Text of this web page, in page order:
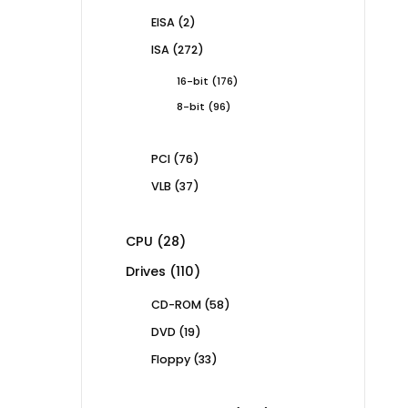
EISA 22
ISA 272272
16-bit 176176
8-bit 9696
PCI 7676
VLB 3737
CPU 2828
products
Drives 110110
CD-ROM 5858
DVD 1919
Floppy 3333